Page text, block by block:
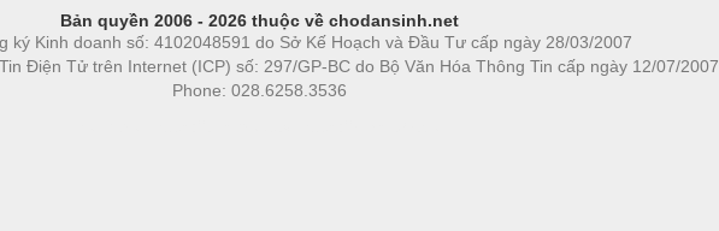
Bản quyền 2006 - 2026 thuộc về chodansinh.net
ký Kinh doanh số: 4102048591 do Sở Kế Hoạch và Đầu Tư cấp ngày 28/03/2007
Điện Tử trên Internet (ICP) số: 297/GP-BC do Bộ Văn Hóa Thông Tin cấp ngày 12/07/2007
Phone: 028.6258.3536